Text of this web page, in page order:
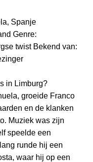
Spanje
Genre:
twist Bekend van:
in Limburg?
groeide Franco
en de klanken
Muziek was zijn
speelde een
runde hij een
waar hij op een